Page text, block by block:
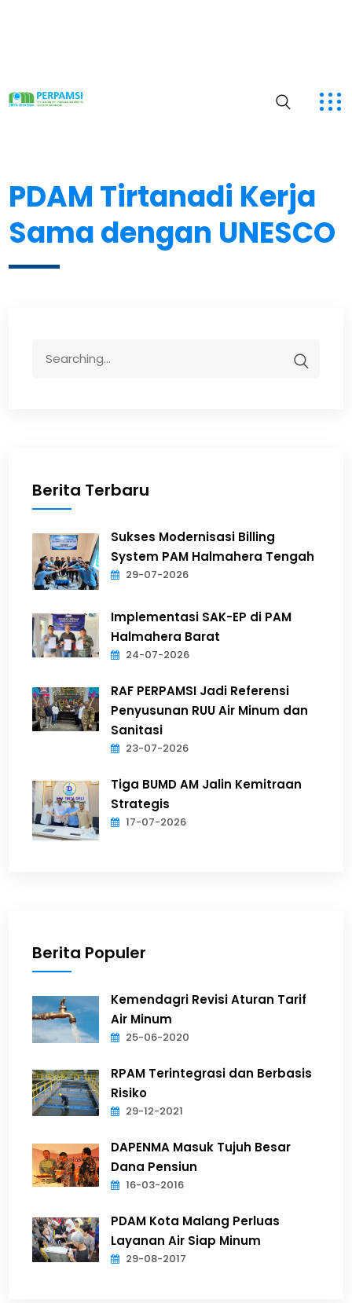
PDAM Tirtanadi Kerja
Sama dengan UNESCO
Berita Terbaru
Sukses Modernisasi Billing
System PAM Halmahera Tengah
29-07-2026
Implementasi SAK-EP di PAM
Halmahera Barat
24-07-2026
RAF PERPAMSI Jadi Referensi
Penyusunan RUU Air Minum dan
Sanitasi
23-07-2026
Tiga BUMD AM Jalin Kemitraan
Strategis
17-07-2026
Berita Populer
Kemendagri Revisi Aturan Tarif
Air Minum
25-06-2020
RPAM Terintegrasi dan Berbasis
Risiko
29-12-2021
DAPENMA Masuk Tujuh Besar
Dana Pensiun
16-03-2016
PDAM Kota Malang Perluas
Layanan Air Siap Minum
29-08-2017